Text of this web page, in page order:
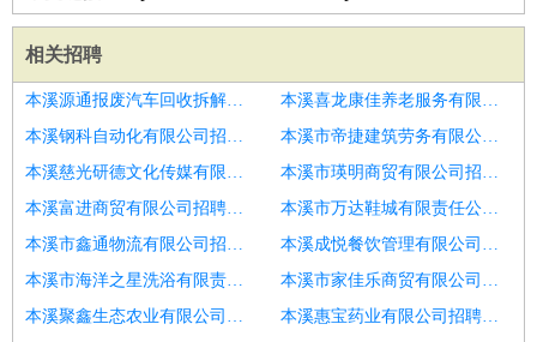
相关招聘
本溪源通报废汽车回收拆解有限责任公司招聘叉车学徒＋有师傅带＋免费办证
本溪喜龙康佳养老服务有限公司招聘厂区面试＋当天入职＋叉车可学徒
本溪钢科自动化有限公司招聘修理工学徒
本溪市帝捷建筑劳务有限公司招聘高薪模具学徒生产学徒五金厂
本溪慈光研德文化传媒有限公司招聘售后学徒
本溪市瑛明商贸有限公司招聘汽车修理师傅
本溪富进商贸有限公司招聘预制构件模具设计学徒
本溪市万达鞋城有限责任公司招聘制袋学徒工
本溪市鑫通物流有限公司招聘叉车可学徒＋无需搬运＋报销路费
本溪成悦餐饮管理有限公司招聘厂区面试＋当天入职＋叉车可学徒
本溪市海洋之星洗浴有限责任公司招聘叉车可学徒＋无需搬运＋报销路费
本溪市家佳乐商贸有限公司招聘镇安二保焊学徒一万
本溪聚鑫生态农业有限公司招聘直接上岗＋无需搬运＋叉车学徒
本溪惠宝药业有限公司招聘海外镍铁学徒岗位